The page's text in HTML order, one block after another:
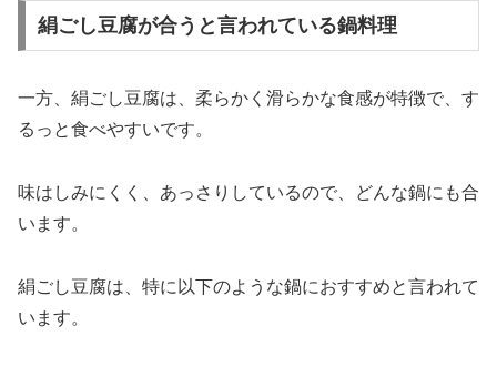
絹ごし豆腐が合うと言われている鍋料理
一方、絹ごし豆腐は、柔らかく滑らかな食感が特徴で、す
るっと食べやすいです。
味はしみにくく、あっさりしているので、どんな鍋にも合
います。
絹ごし豆腐は、特に以下のような鍋におすすめと言われて
います。